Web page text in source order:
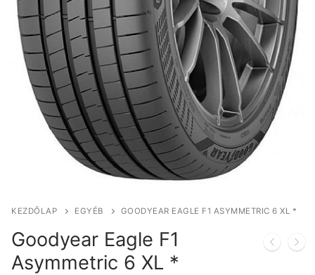
KEZDŐLAP EGYÉB GOODYEAR EAGLE F1 ASYMMETRIC 6 XL *
Goodyear Eagle F1
Asymmetric 6 XL *